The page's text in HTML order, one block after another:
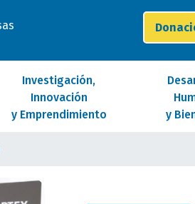
Investigación,
Innovación
y Emprendimiento
y